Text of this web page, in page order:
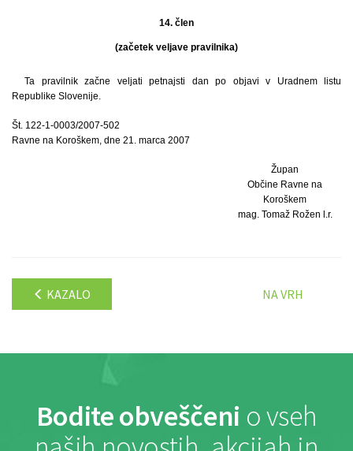
14. člen
(začetek veljave pravilnika)
Ta pravilnik začne veljati petnajsti dan po objavi v Uradnem listu
Republike Slovenije.
Št. 122-1-0003/2007-502
Ravne na Koroškem, dne 21. marca 2007
Župan
Občine Ravne na
Koroškem
mag. Tomaž Rožen l.r.
KAZALO NA VRH
Bodite obveščeni o vseh